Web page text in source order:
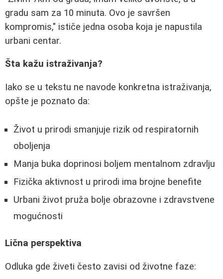
gradu sam za 10 minuta. Ovo je savršen
kompromis," ističe jedna osoba koja je napustila
urbani centar.
Šta kažu istraživanja?
Iako se u tekstu ne navode konkretna istraživanja,
opšte je poznato da:
Život u prirodi smanjuje rizik od respiratornih
oboljenja
Manja buka doprinosi boljem mentalnom zdravlju
Fizička aktivnost u prirodi ima brojne benefite
Urbani život pruža bolje obrazovne i zdravstvene
mogućnosti
Lična perspektiva
Odluka gde živeti često zavisi od životne faze: